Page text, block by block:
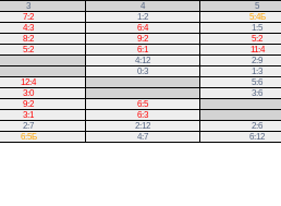
3 4 5
7:2 1:2 5:4Б
4:3 6:4 1:5
8:2 9:2 5:2
5:2 6:1 11:4
4:12 2:9
0:3 1:3
12:4 5:6
3:0 3:6
9:2 6:5
3:1 6:3
2:7 2:12 2:6
6:5Б 4:7 6:12